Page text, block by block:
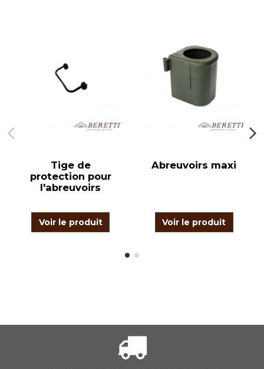
Tige de
protection pour
l'abreuvoirs
Voir le produit
Abreuvoirs maxi
Voir le produit